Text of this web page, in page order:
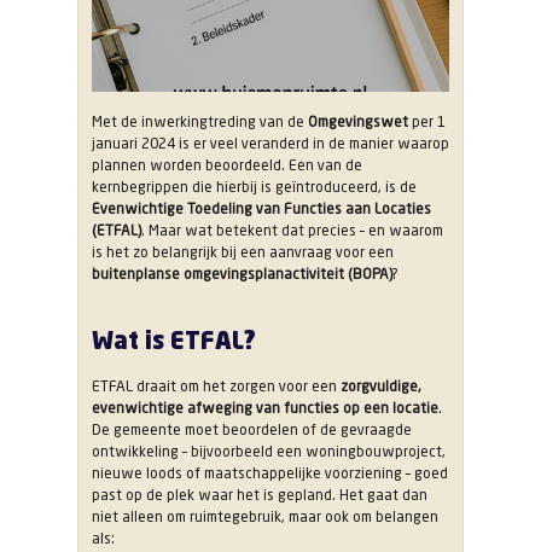
Met de inwerkingtreding van de Omgevingswet per 1
januari 2024 is er veel veranderd in de manier waarop
plannen worden beoordeeld. Een van de
kernbegrippen die hierbij is geïntroduceerd, is de
Evenwichtige Toedeling van Functies aan Locaties
(ETFAL). Maar wat betekent dat precies – en waarom
is het zo belangrijk bij een aanvraag voor een
buitenplanse omgevingsplanactiviteit (BOPA)?
Wat is ETFAL?
ETFAL draait om het zorgen voor een zorgvuldige,
evenwichtige afweging van functies op een locatie.
De gemeente moet beoordelen of de gevraagde
ontwikkeling – bijvoorbeeld een woningbouwproject,
nieuwe loods of maatschappelijke voorziening – goed
past op de plek waar het is gepland. Het gaat dan
niet alleen om ruimtegebruik, maar ook om belangen
als: